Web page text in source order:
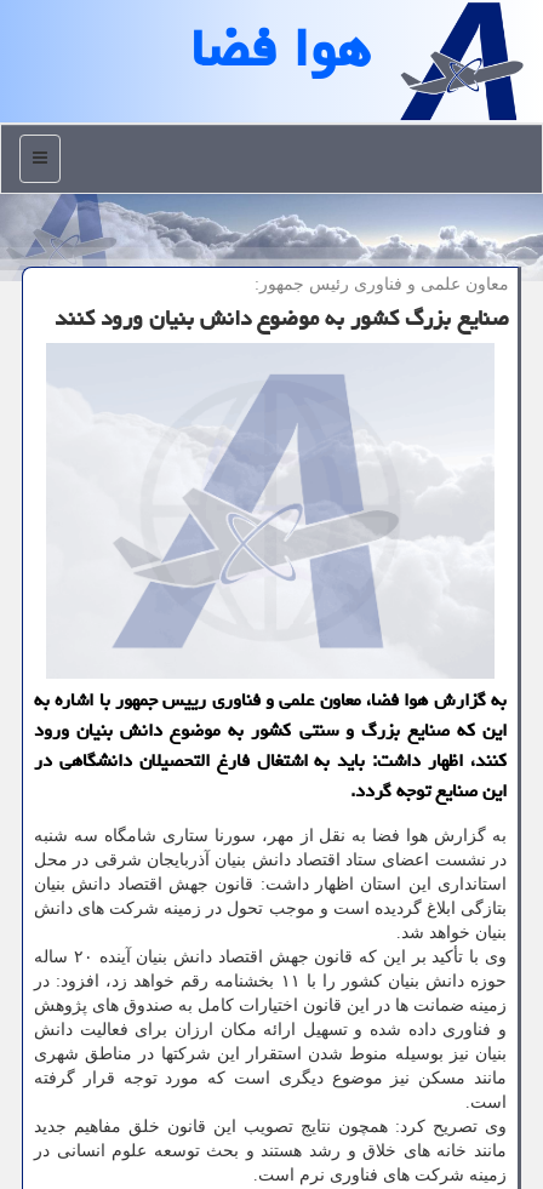
هوا فضا
منو
معاون علمی و فناوری رئیس جمهور:
صنایع بزرگ کشور به موضوع دانش بنیان ورود کنند
به گزارش هوا فضا، معاون علمی و فناوری رییس جمهور با اشاره به
این که صنایع بزرگ و سنتی کشور به موضوع دانش بنیان ورود
کنند، اظهار داشت: باید به اشتغال فارغ التحصیلان دانشگاهی در
این صنایع توجه گردد.
به گزارش هوا فضا به نقل از مهر، سورنا ستاری شامگاه سه شنبه
در نشست اعضای ستاد اقتصاد دانش بنیان آذربایجان شرقی در محل
استانداری این استان اظهار داشت: قانون جهش اقتصاد دانش بنیان
بتازگی ابلاغ گردیده است و موجب تحول در زمینه شرکت های دانش
بنیان خواهد شد.
وی با تأکید بر این که قانون جهش اقتصاد دانش بنیان آینده ۲۰ ساله
حوزه دانش بنیان کشور را با ۱۱ بخشنامه رقم خواهد زد، افزود: در
زمینه ضمانت ها در این قانون اختیارات کامل به صندوق های پژوهش
و فناوری داده شده و تسهیل ارائه مکان ارزان برای فعالیت دانش
بنیان نیز بوسیله منوط شدن استقرار این شرکتها در مناطق شهری
مانند مسکن نیز موضوع دیگری است که مورد توجه قرار گرفته
است.
وی تصریح کرد: همچون نتایج تصویب این قانون خلق مفاهیم جدید
مانند خانه های خلاق و رشد هستند و بحث توسعه علوم انسانی در
زمینه شرکت های فناوری نرم است.